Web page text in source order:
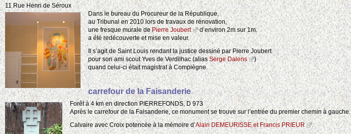
11 Rue Henri de Séroux
Dans le bureau du Procureur de la République,
au Tribunal en 2010 lors de travaux de rénovation,
une fresque murale dePierre Joubert
d’environ 2m sur 1m.
a été redécouverte et mise en valeur.
Il s’agit de Saint Louis rendant la justice dessiné par Pierre Joubert
pour son ami scout Yves de Verdilhac (aliasSerge Dalens
)
quand celui-ci était magistrat à Compiègne.
carrefour de la Faisanderie
Forêt à 4 km en direction PIERREFONDS, D 973
Après le carrefour de la Faisanderie, ce monument se trouve sur l’entrée du premier chemin à gauche.
Calvaire avec Croix potencée à la mémoire d’Alain DEMEURISSE et Francis PRIEUR
.